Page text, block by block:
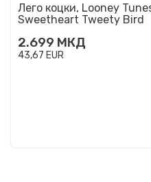
Лего коцки, Looney
Sweetheart Tweety Bird
2.699 МКД
43,67 EUR